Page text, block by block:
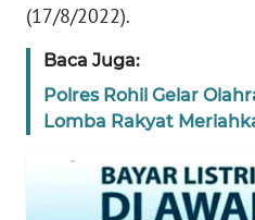
(17/8/2022).
Baca Juga:
Polres Rohil Gelar
Lomba Rakyat
KARIR
Wahana